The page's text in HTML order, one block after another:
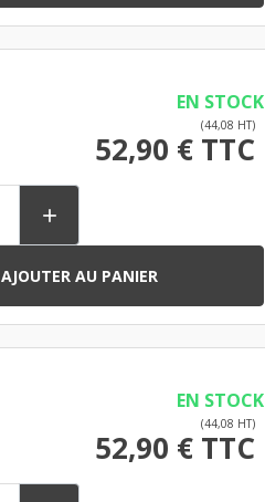
EN STOCK
(44,08 HT)
52,90 € TTC

AJOUTER AU PANIER
EN STOCK
(44,08 HT)
52,90 € TTC